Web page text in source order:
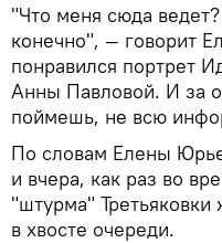
"Что меня сюда
конечно", — говорит
понравился портрет
Анны Павловой. И за
поймешь, не всю
По словам Елены
и вчера, как раз во
"штурма"
в хвосте очереди.